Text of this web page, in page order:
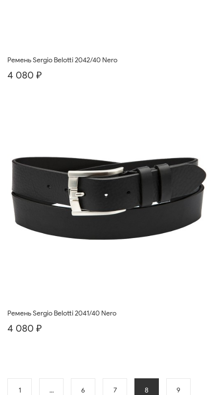
Ремень Sergio Belotti 2042/40 Nero
4 080 ₽
Ремень Sergio Belotti 2041/40 Nero
4 080 ₽
1 ... 6 7 8 9